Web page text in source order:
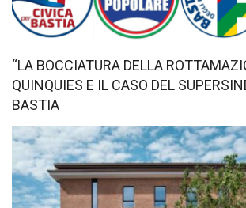
“LA BOCCIATURA DELLA
QUINQUIES E IL CASO DEL
BASTIA